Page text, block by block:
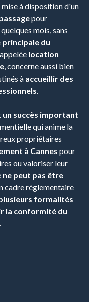
mise à disposition d'un
pour
mois, sans
principale du
location
, concerne aussi bien
à accueillir des
.
un succès important
qui anime la
propriétaires
à Cannes pour
ou valoriser leur
ne peut pas être
cadre réglementaire
formalités
la conformité du